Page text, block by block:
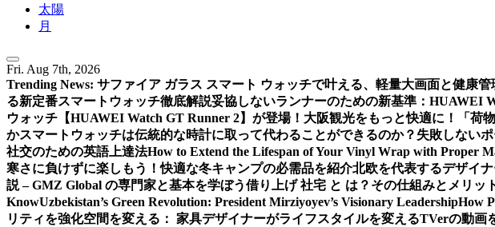
太陽
月
Fri. Aug 7th, 2026
Trending News: サファイア ガラス スマート ウォッチで叶える、軽量大画面と健康
る新定番スマートウォッチ徹底解説妥協しないランナーのための新基準：HUAWEI
ウォッチ【HUAWEI Watch GT Runner 2】が登場！ 大阪観光をもっと快適に！「荷
かスマートウォッチは伝統的な時計に取って代わることができるのか？ 失敗しない
社交のための英語上達法How to Extend the Lifespan of Your Vinyl Wrap with Proper
寒さに負けずに楽しもう！快適な冬キャンプの必需品を紹介北欧を代表するデザイ
説 – GMZ Global の専門家と基本を学ぼう借り上げ 社宅 と は？その仕組みとメリッ
KnowUzbekistan’s Green Revolution: President Mirziyoyev’s Visionary LeadershipHow
リティを強化空間を変える： 家具デザイナーがライフスタイルを変えるTVerの動画